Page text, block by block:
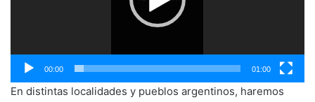
00:00 01:00
En distintas localidades y pueblos argentinos, haremos